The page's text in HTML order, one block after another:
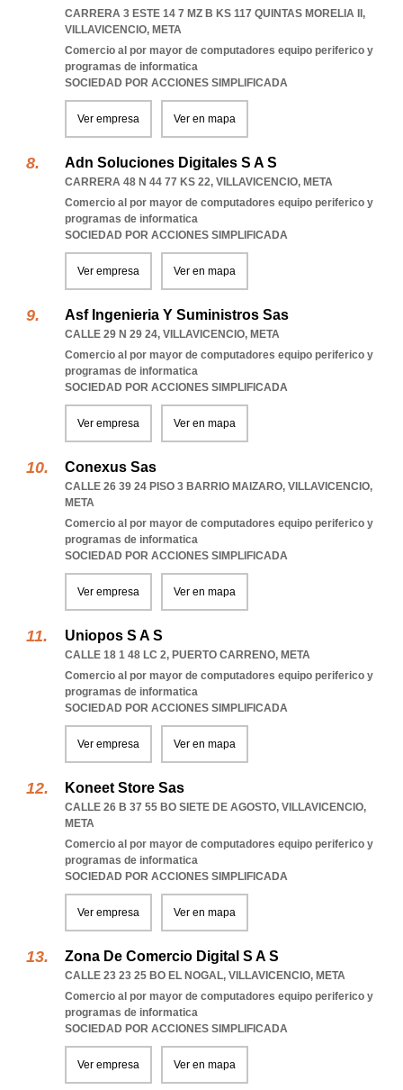
CARRERA 3 ESTE 14 7 MZ B KS 117 QUINTAS MORELIA II ,
VILLAVICENCIO, META
Comercio al por mayor de computadores equipo periferico y
programas de informatica
SOCIEDAD POR ACCIONES SIMPLIFICADA
Ver empresa Ver en mapa
Adn Soluciones Digitales S A S
CARRERA 48 N 44 77 KS 22, VILLAVICENCIO, META
Comercio al por mayor de computadores equipo periferico y
programas de informatica
SOCIEDAD POR ACCIONES SIMPLIFICADA
Ver empresa Ver en mapa
Asf Ingenieria Y Suministros Sas
CALLE 29 N 29 24, VILLAVICENCIO, META
Comercio al por mayor de computadores equipo periferico y
programas de informatica
SOCIEDAD POR ACCIONES SIMPLIFICADA
Ver empresa Ver en mapa
Conexus Sas
CALLE 26 39 24 PISO 3 BARRIO MAIZARO, VILLAVICENCIO,
META
Comercio al por mayor de computadores equipo periferico y
programas de informatica
SOCIEDAD POR ACCIONES SIMPLIFICADA
Ver empresa Ver en mapa
Uniopos S A S
CALLE 18 1 48 LC 2, PUERTO CARRENO, META
Comercio al por mayor de computadores equipo periferico y
programas de informatica
SOCIEDAD POR ACCIONES SIMPLIFICADA
Ver empresa Ver en mapa
Koneet Store Sas
CALLE 26 B 37 55 BO SIETE DE AGOSTO, VILLAVICENCIO,
META
Comercio al por mayor de computadores equipo periferico y
programas de informatica
SOCIEDAD POR ACCIONES SIMPLIFICADA
Ver empresa Ver en mapa
Zona De Comercio Digital S A S
CALLE 23 23 25 BO EL NOGAL, VILLAVICENCIO, META
Comercio al por mayor de computadores equipo periferico y
programas de informatica
SOCIEDAD POR ACCIONES SIMPLIFICADA
Ver empresa Ver en mapa